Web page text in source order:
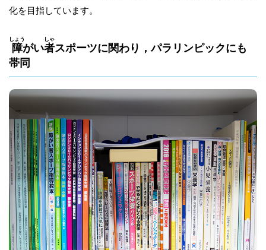
化を目指しています。
障
しょう
がい者
しゃ
スポーツに関わり，パラリンピックにも
帯同